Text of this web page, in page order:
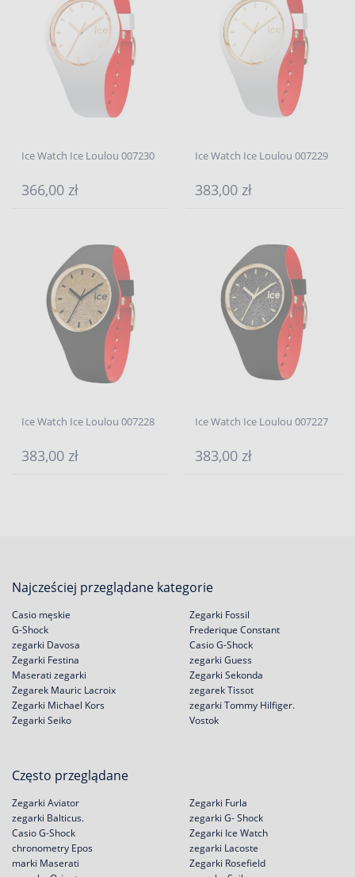
Ice Watch Ice Loulou 007230
366,00 zł
Ice Watch Ice Loulou 007229
383,00 zł
Ice Watch Ice Loulou 007228
383,00 zł
Ice Watch Ice Loulou 007227
383,00 zł
Najcześciej przeglądane kategorie
Casio męskie
G-Shock
zegarki Davosa
Zegarki Festina
Zegarki Fossil
Frederique Constant
Casio G-Shock
zegarki Guess
Maserati zegarki
Zegarek Mauric Lacroix
Zegarki Michael Kors
Zegarki Seiko
Zegarki Sekonda
zegarek Tissot
zegarki Tommy Hilfiger.
Vostok
Często przeglądane
Zegarki Aviator
zegarki Balticus.
Casio G-Shock
chronometry Epos
Zegarki Furla
zegarki G- Shock
Zegarki Ice Watch
zegarki Lacoste
marki Maserati
Zegarki Rosefield